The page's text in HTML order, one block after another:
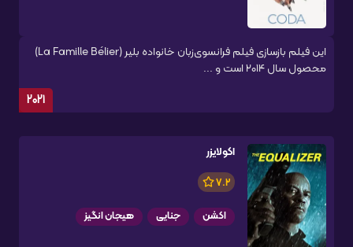
این فیلم بازسازی فیلم فرانسوی‌زبان خانواده بلیر (La Famille Bélier)
محصول سال ۲۰۱۴ است و ...
2021
اکولایزر
7.2
اکشن جنایی هیجان انگیز